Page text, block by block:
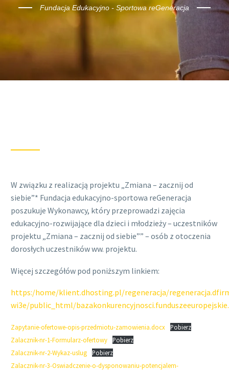
Fundacja Edukacyjno - Sportowa reGeneracja
W związku z realizacją projektu „Zmiana – zacznij od
siebie”* Fundacja edukacyjno-sportowa reGeneracja
poszukuje Wykonawcy, który przeprowadzi zajęcia
edukacyjno-rozwijające dla dzieci i młodzieży – uczestników
projektu „Zmiana – zacznij od siebie”” – osób z otoczenia
dorosłych uczestników ww. projektu.
Więcej szczegółów pod poniższym linkiem:
https:/home/klient.dhosting.pl/regeneracja/
wi3e/public_html/
Zapytanie-ofertowe-opis-przedmiotu-zamowienia.docx
Pobierz
Zalacznik-nr-1-Formularz-ofertowy
Pobierz
Zalacznik-nr-2-Wykaz-uslug
Pobierz
Zalacznik-nr-3-Oswiadczenie-o-dysponowaniu-potencjalem-